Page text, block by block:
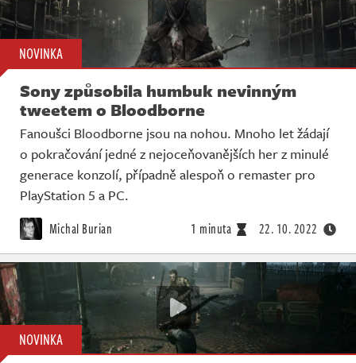
NOVINKA
Sony způsobila humbuk nevinným
tweetem o Bloodborne
Fanoušci Bloodborne jsou na nohou. Mnoho let žádají
o pokračování jedné z nejoceňovanějších her z minulé
generace konzolí, případně alespoň o remaster pro
PlayStation 5 a PC.
Michal Burian 1 minuta 22. 10. 2022
NOVINKA